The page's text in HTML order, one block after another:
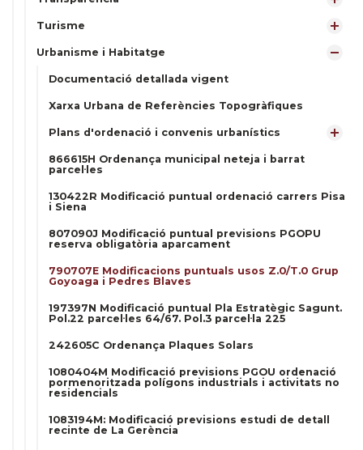
Turisme
Urbanisme i Habitatge
Documentació detallada vigent
Xarxa Urbana de Referències Topogràfiques
Plans d'ordenació i convenis urbanístics
866615H Ordenança municipal neteja i barrat
parcel·les
130422R Modificació puntual ordenació carrers Pisa
i Siena
807090J Modificació puntual previsions PGOPU
reserva obligatòria aparcament
790707E Modificacions puntuals usos Z.0/T.0 Grup
Goyoaga i Pedres Blaves
197397N Modificació puntual Pla Estratègic Sagunt.
Pol.22 parcel·les 64/67. Pol.3 parcel·la 225
242605C Ordenança Plaques Solars
1080404M Modificació previsions PGOU ordenació
pormenoritzada polígons industrials i activitats no
residencials
1083194M: Modificació previsions estudi de detall
recinte de La Gerència